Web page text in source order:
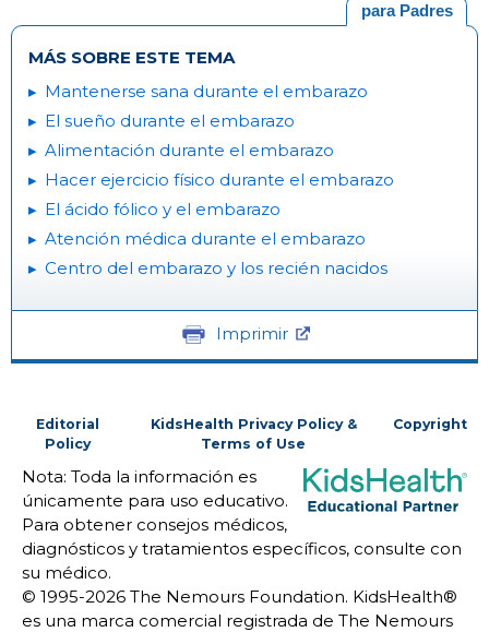
para Padres
MÁS SOBRE ESTE TEMA
Mantenerse sana durante el embarazo
El sueño durante el embarazo
Alimentación durante el embarazo
Hacer ejercicio físico durante el embarazo
El ácido fólico y el embarazo
Atención médica durante el embarazo
Centro del embarazo y los recién nacidos
Imprimir
Editorial
Policy
KidsHealth Privacy Policy &
Terms of Use
Copyright
Nota: Toda la información es
únicamente para uso educativo.
Para obtener consejos médicos,
diagnósticos y tratamientos específicos, consulte con
su médico.
© 1995-2026 The Nemours Foundation. KidsHealth®
es una marca comercial registrada de The Nemours